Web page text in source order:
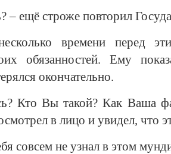
– ещё строже повторил
времени перед
обязанностей. Ему
окончательно.
Кто Вы такой? Как Ваша
в лицо и увидел, что
совсем не узнал в этом